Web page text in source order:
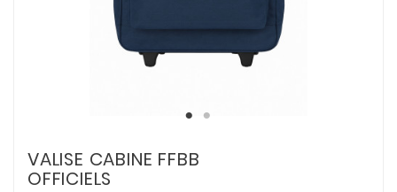
VALISE CABINE FFBB
OFFICIELS